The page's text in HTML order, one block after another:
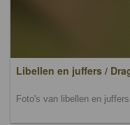
Libellen en juffers /
Foto's van libellen en